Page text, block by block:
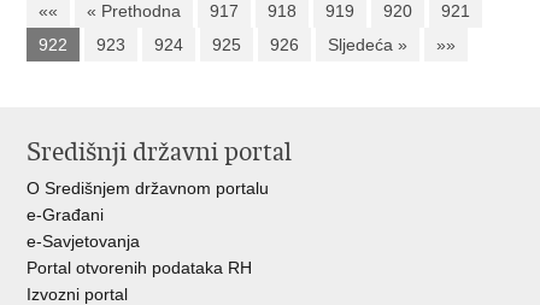
«« « Prethodna 917 918 919 920
921
922
923 924 925 926 Sljedeća » »»
Središnji državni portal
O Središnjem državnom portalu
e-Građani
e-Savjetovanja
Portal otvorenih podataka RH
Izvozni portal